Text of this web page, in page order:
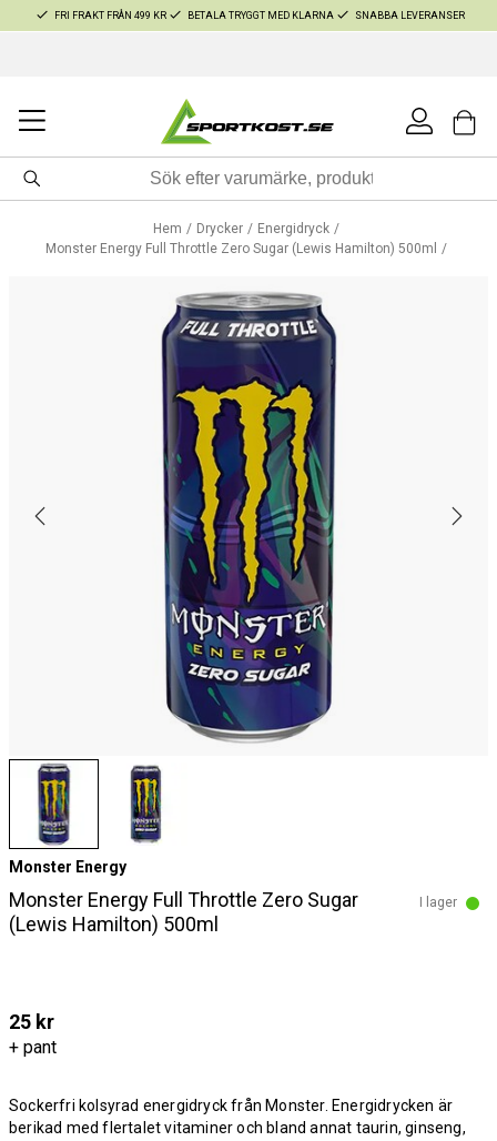
FRI FRAKT FRÅN 499 KR BETALA TRYGGT MED KLARNA SNABBA LEVERANSER
Hem Drycker
Energidryck
Monster Energy Full Throttle Zero Sugar (Lewis Hamilton) 500ml
Monster Energy
Monster Energy Full Throttle Zero Sugar
(Lewis Hamilton) 500ml
I lager
25 kr
+ pant
Sockerfri kolsyrad energidryck från Monster. Energidrycken är
berikad med flertalet vitaminer och bland annat taurin, ginseng,